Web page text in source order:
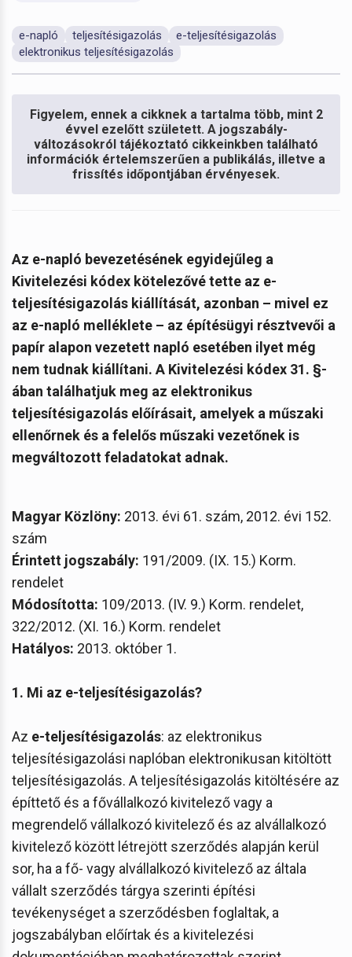
e-napló teljesítésigazolás
e-teljesítésigazolás
elektronikus teljesítésigazolás
Figyelem, ennek a cikknek a tartalma több, mint 2
évvel ezelőtt született. A jogszabály-
változásokról tájékoztató cikkeinkben található
információk értelemszerűen a publikálás, illetve a
frissítés időpontjában érvényesek.
Az e-napló bevezetésének egyidejűleg a
Kivitelezési kódex kötelezővé tette az e-
teljesítésigazolás kiállítását, azonban – mivel ez
az e-napló melléklete – az építésügyi résztvevői a
papír alapon vezetett napló esetében ilyet még
nem tudnak kiállítani. A Kivitelezési kódex 31. §-
ában találhatjuk meg az elektronikus
teljesítésigazolás előírásait, amelyek a műszaki
ellenőrnek és a felelős műszaki vezetőnek is
megváltozott feladatokat adnak.
Magyar Közlöny: 2013. évi 61. szám, 2012. évi 152.
szám
Érintett jogszabály: 191/2009. (IX. 15.) Korm.
rendelet
Módosította: 109/2013. (IV. 9.) Korm. rendelet,
322/2012. (XI. 16.) Korm. rendelet
Hatályos: 2013. október 1.
1. Mi az e-teljesítésigazolás?
Az e-teljesítésigazolás: az elektronikus
teljesítésigazolási naplóban elektronikusan kitöltött
teljesítésigazolás. A teljesítésigazolás kitöltésére az
építtető és a fővállalkozó kivitelező vagy a
megrendelő vállalkozó kivitelező és az alvállalkozó
kivitelező között létrejött szerződés alapján kerül
sor, ha a fő- vagy alvállalkozó kivitelező az általa
vállalt szerződés tárgya szerinti építési
tevékenységet a szerződésben foglaltak, a
jogszabályban előírtak és a kivitelezési